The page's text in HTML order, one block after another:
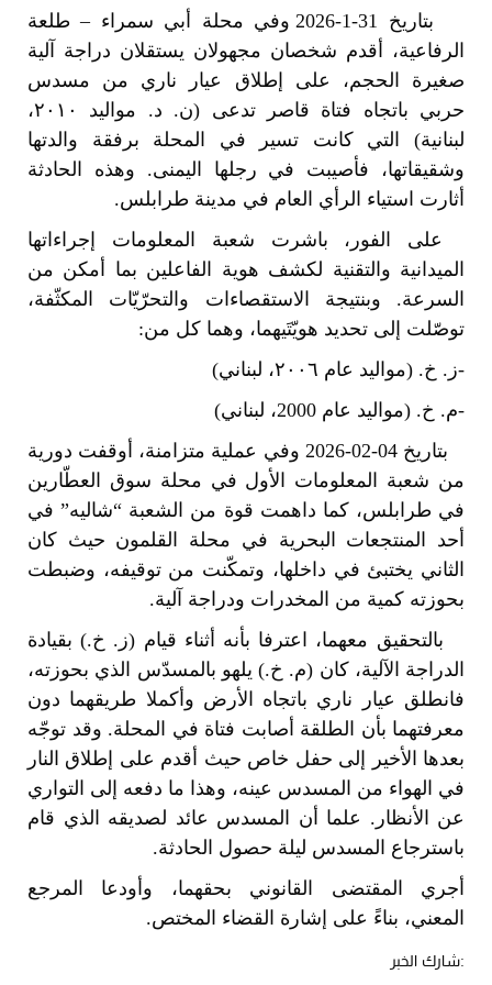
بتاريخ 31-1-2026 وفي محلة أبي سمراء – طلعة
الرفاعية، أقدم شخصان مجهولان يستقلان دراجة آلية
صغيرة الحجم، على إطلاق عيار ناري من مسدس
حربي باتجاه فتاة قاصر تدعى (ن. د. مواليد ۲۰۱۰،
لبنانية) التي كانت تسير في المحلة برفقة والدتها
وشقيقاتها، فأصيبت في رجلها اليمنى. وهذه الحادثة
أثارت استياء الرأي العام في مدينة طرابلس.
على الفور، باشرت شعبة المعلومات إجراءاتها
الميدانية والتقنية لكشف هوية الفاعلين بما أمكن من
السرعة. وبنتيجة الاستقصاءات والتحرّيّات المكثّفة،
توصّلت إلى تحديد هويّتَيهما، وهما كل من:
-ز. خ. (مواليد عام ٢٠٠٦، لبناني)
-م. خ. (مواليد عام 2000، لبناني)
بتاريخ 04-02-2026 وفي عملية متزامنة، أوقفت دورية
من شعبة المعلومات الأول في محلة سوق العطّارين
في طرابلس، كما داهمت قوة من الشعبة “شاليه” في
أحد المنتجعات البحرية في محلة القلمون حيث كان
الثاني يختبئ في داخلها، وتمكّنت من توقيفه، وضبطت
بحوزته كمية من المخدرات ودراجة آلية.
بالتحقيق معهما، اعترفا بأنه أثناء قيام (ز. خ.) بقيادة
الدراجة الآلية، كان (م. خ.) يلهو بالمسدّس الذي بحوزته،
فانطلق عيار ناري باتجاه الأرض وأكملا طريقهما دون
معرفتهما بأن الطلقة أصابت فتاة في المحلة. وقد توجّه
بعدها الأخير إلى حفل خاص حيث أقدم على إطلاق النار
في الهواء من المسدس عينه، وهذا ما دفعه إلى التواري
عن الأنظار. علما أن المسدس عائد لصديقه الذي قام
باسترجاع المسدس ليلة حصول الحادثة.
أجري المقتضى القانوني بحقهما، وأودعا المرجع
المعني، بناءً على إشارة القضاء المختص.
:شارك الخبر